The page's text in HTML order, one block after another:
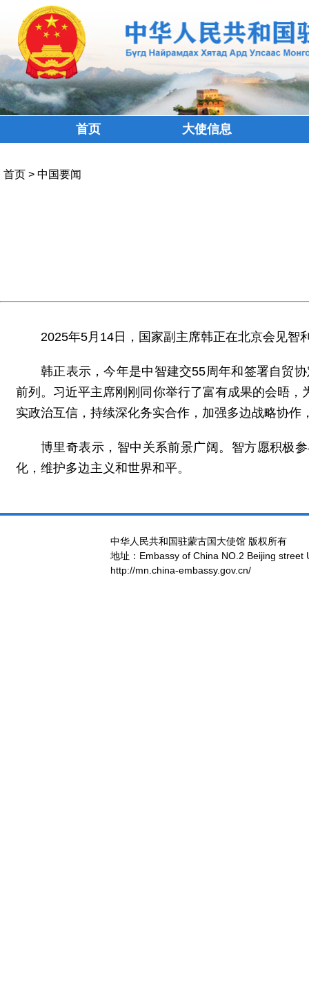
首页 大使信息
首页 > 中国要闻
2025年5月14日，国家副主席韩正在北京会见智
韩正表示，今年是中智建交55周年和签署自贸
前列。习近平主席刚刚同你举行了富有成果的会晤
实政治互信，持续深化务实合作，加强多边战略协
博里奇表示，智中关系前景广阔。智方愿积极
化，维护多边主义和世界和平。
中华人民共和国驻蒙古国大使馆 版权所有
地址：Embassy of China NO.2 Beijing street
http://mn.china-embassy.gov.cn/